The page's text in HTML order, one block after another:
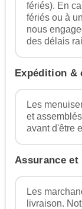
fériés). En
fériés ou à
nous
des délais
Expédition &
Les
et
avant d'être
Assurance
Les
livraison.